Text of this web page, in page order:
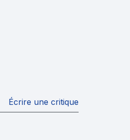
Écrire une critique